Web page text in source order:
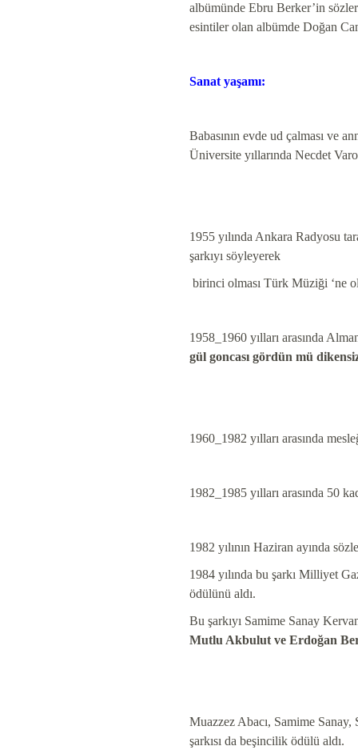
albümünde Ebru Berker’in
esintiler olan albümde Doğan
Sanat yaşamı:
Babasının evde ud çalması ve
Üniversite yıllarında Necdet
1955 yılında Ankara Radyosu
şarkıyı söyleyerek
birinci olması Türk Müziği ‘ne
1958_1960 yılları arasında
gül goncası gördün mü
1960_1982 yılları arasında
1982_1985 yılları arasında 50
1982 yılının Haziran ayında
1984 yılında bu şarkı Milliyet
ödülünü aldı.
Bu şarkıyı Samime Sanay
Mutlu Akbulut ve Erdoğan
Muazzez Abacı, Samime
şarkısı da beşincilik ödülü aldı.